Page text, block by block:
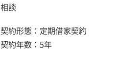
相談
契約形態：定期借家契約
契約年数：5年